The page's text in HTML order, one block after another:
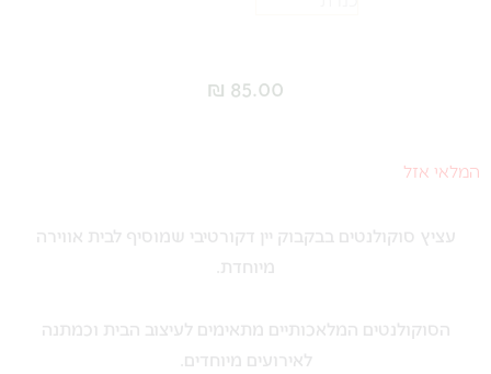
₪ 85.00
המלאי אזל
עציץ סוקולנטים בבקבוק יין דקורטיבי שמוסיף לבית אווירה
מיוחדת.
הסוקולנטים המלאכותיים מתאימים לעיצוב הבית וכמתנה
לאירועים מיוחדים.